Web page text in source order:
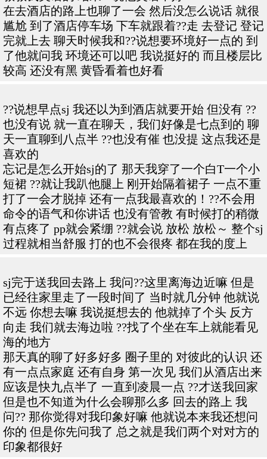
在去酒店的路上也聊了一会 然后没怎么说话 就很
尴尬 到了酒店停车场 下车就跟着??走 去登记 登记
完就上去 聊天时候我和??说想要环境好一点的 到
了他就问我 环境还可以吧 我说挺好的 而且楼层比
较高 还没有黑 黄昏看着也好看
??说想早点sj 我还以为到酒店就要开始 但没有 ??
也没有说 就一直在聊天，我们好像是七点到的 聊
天一直聊到八点半 ??也没有催 也没提 这点我还是
喜欢的
忘记是怎么开始sj的了 那天我穿了一个白T一个小
短裙 ??就让我趴他腿上 刚开始隔着裙子 一点不重
打了一会才脱掉 还有一点我最喜欢的！??不会用
命令的语气和你讲话 也没有管教 有时候打的稍微
有点疼了 pp就会紧绷 ??就会说 放松 放松～ 整个sj
过程就相当舒服 打的也不会很疼 都在我的度上
sj完于送我回去路上 我问??这里离海边近嘛 但是
已经往家里走了一段时间了 当时就几分钟 他就说
不远 你想去嘛 我说挺想去的 他就掉了个头 反方
向走 我们就去海边啦 ??找了个坐在车上就能看见
海的地方
那天真的聊了好多好多 圈子里的 对彼此的认识 还
有一点点家庭 还有自身 第一次见 我们从酒店出来
应该是快九点半了 一直到凌晨一点 ??才送我回家
但是也不知道为什么会聊那么多 回去的路上 我
问?? 那你觉得对我印象好嘛 他就说本来我还想问
你的 但是你先问我了 总之就是我们两个对对方的
印象都很好